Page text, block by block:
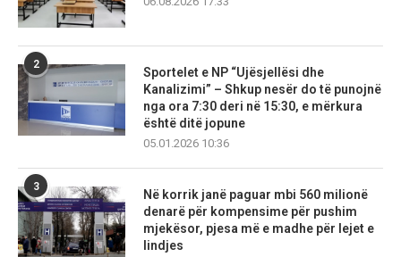
2
Sportelet e NP “Ujësjellësi dhe
Kanalizimi” – Shkup nesër do të punojnë
nga ora 7:30 deri në 15:30, e mërkura
është ditë jopune
05.01.2026 10:36
3
Në korrik janë paguar mbi 560 milionë
denarë për kompensime për pushim
mjekësor, pjesa më e madhe për lejet e
lindjes